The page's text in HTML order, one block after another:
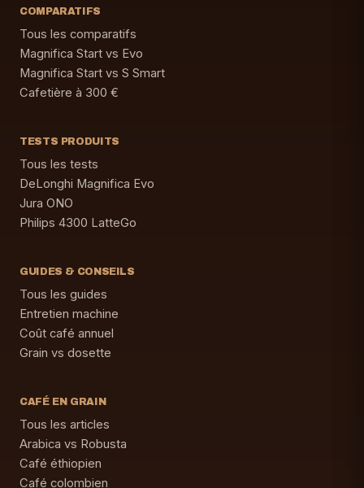
COMPARATIFS
Tous les comparatifs
Magnifica Start vs Evo
Magnifica Start vs S Smart
Cafetière à 300 €
TESTS PRODUITS
Tous les tests
DeLonghi Magnifica Evo
Jura ONO
Philips 4300 LatteGo
GUIDES & CONSEILS
Tous les guides
Entretien machine
Coût café annuel
Grain vs dosette
CAFÉ EN GRAIN
Tous les articles
Arabica vs Robusta
Café éthiopien
Café colombien